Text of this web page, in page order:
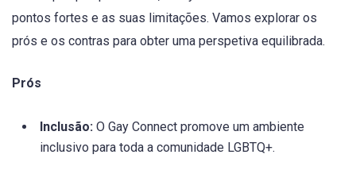
pontos fortes e as suas limitações. Vamos explorar os
prós e os contras para obter uma perspetiva equilibrada.
Prós
Inclusão: O Gay Connect promove um ambiente
inclusivo para toda a comunidade LGBTQ+.